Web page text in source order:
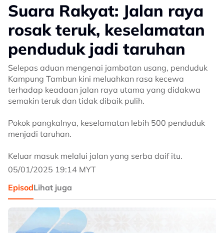
Suara Rakyat: Jalan raya
rosak teruk, keselamatan
penduduk jadi taruhan
Selepas aduan mengenai jambatan usang, penduduk
Kampung Tambun kini meluahkan rasa kecewa
terhadap keadaan jalan raya utama yang didakwa
semakin teruk dan tidak dibaik pulih.
Pokok pangkalnya, keselamatan lebih 500 penduduk
menjadi taruhan.
Keluar masuk melalui jalan yang serba daif itu.
05/01/2025 19:14 MYT
EpisodLihat juga